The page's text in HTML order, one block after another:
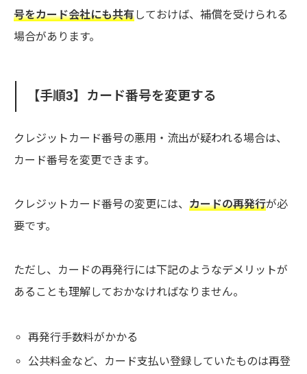
号をカード会社にも共有しておけば、補償を受けられる
場合があります。
【手順3】カード番号を変更する
クレジットカード番号の悪用・流出が疑われる場合は、
カード番号を変更できます。
クレジットカード番号の変更には、 カードの再発行が必
要です。
ただし、カードの再発行には下記のようなデメリットが
あることも理解しておかなければなりません。
再発行手数料がかかる
公共料金など、カード支払い登録していたものは再登